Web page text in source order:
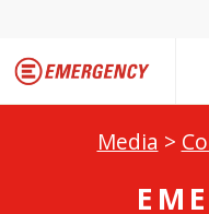
Media >